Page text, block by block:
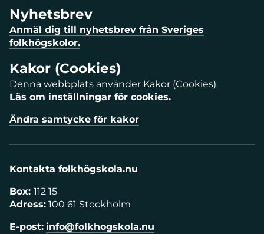
Nyhetsbrev
Anmäl dig till nyhetsbrev från Sveriges
folkhögskolor.
Kakor (Cookies)
Denna webbplats använder Kakor (Cookies).
Läs om inställningar för cookies.
Ändra samtycke för kakor
Kontakta folkhögskola.nu
Box: 112 15
Adress: 100 61 Stockholm
E-post: info@folkhogskola.nu